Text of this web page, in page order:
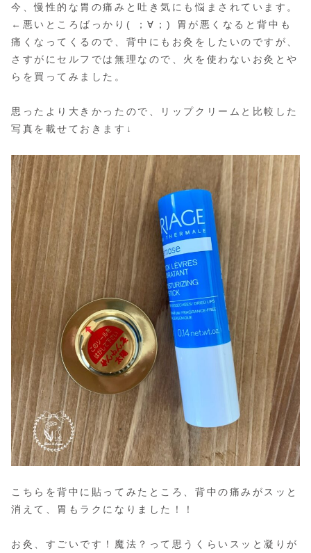
今、慢性的な胃の痛みと吐き気にも悩まされています。
←悪いところばっかり( ；∀；) 胃が悪くなると背中も
痛くなってくるので、背中にもお灸をしたいのですが、
さすがにセルフでは無理なので、火を使わないお灸とや
らを買ってみました。
思ったより大きかったので、リップクリームと比較した
写真を載せておきます↓
こちらを背中に貼ってみたところ、背中の痛みがスッと
消えて、胃もラクになりました！！
お灸、すごいです！魔法？って思うくらいスッと凝りが